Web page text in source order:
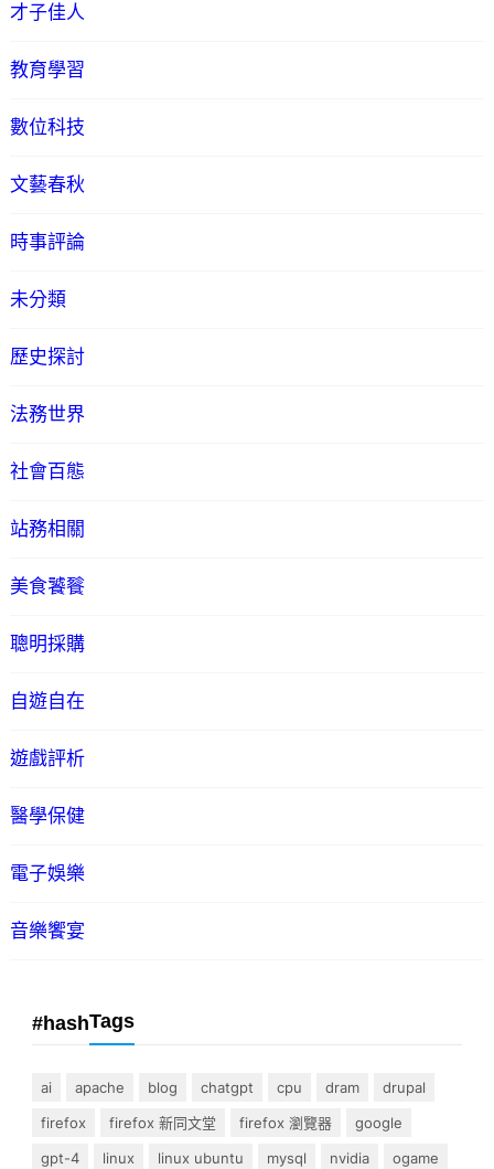
才子佳人
教育學習
數位科技
文藝春秋
時事評論
未分類
歷史探討
法務世界
社會百態
站務相關
美食饕餮
聰明採購
自遊自在
遊戲評析
醫學保健
電子娛樂
音樂饗宴
#hashTags
ai apache blog chatgpt cpu dram
drupal
firefox
firefox 新同文堂 firefox 瀏覽器
google
gpt-4
linux linux ubuntu mysql nvidia
ogame